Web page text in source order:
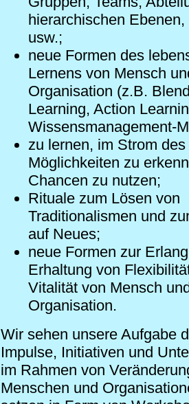
hierarchischen
usw.;
neue Formen des
Lernens von Mensch
Organisation (z.B.
Learning, Action
Wissensmanagement-
zu lernen, im Strom
Möglichkeiten zu
Chancen zu nutzen;
Rituale zum Lösen von
Traditionalismen und
auf Neues;
neue Formen zur
Erhaltung von
Vitalität von Mensch
Organisation.
Wir sehen unsere Aufgabe
Impulse, Initiativen und
im Rahmen von
Menschen und